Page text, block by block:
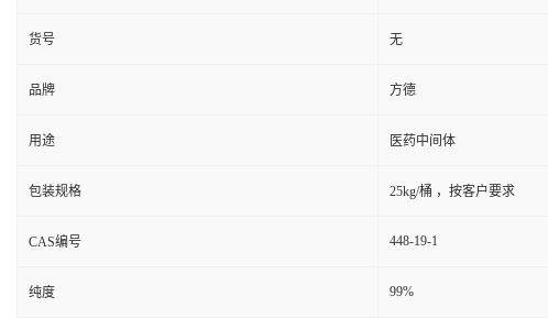
货号 无
品牌 方德
用途 医药中间体
包装规格 25kg/桶 ，按客户要求
CAS编号 448-19-1
纯度 99%